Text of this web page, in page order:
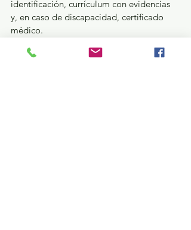
identificación, currículum con evidencias
y, en caso de discapacidad, certificado
médico.
La convocatoria completa y los formatos